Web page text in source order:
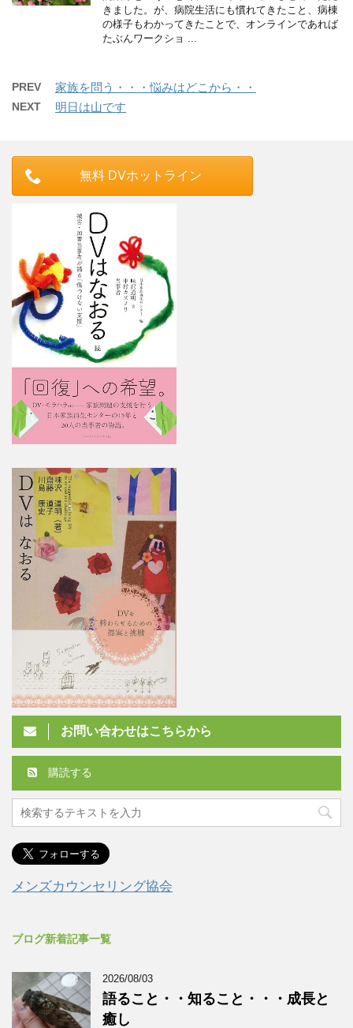
きました。が、病院生活にも慣れてきたこと、病棟
の様子もわかってきたことで、オンラインであれば
たぶんワークショ ...
PREV 家族を問う・・・悩みはどこから・・
NEXT 明日は山です
無料 DVホットライン
お問い合わせはこちらから
購読する
メンズカウンセリング協会
ブログ新着記事一覧
2026/08/03
語ること・・知ること・・・成長と
癒し